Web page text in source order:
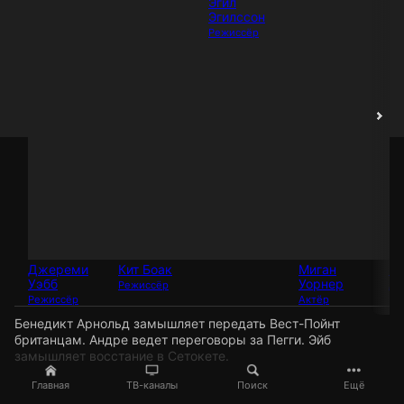
Главная ТВ-каналы Поиск Ещё
Джереми
Уэбб
Режиссёр
Кит Боак
Режиссёр
Эгилссон
Режиссёр
Миган
Уорнер
Актёр
Бенедикт Арнольд замышляет передать Вест-Пойнт
британцам. Андре ведет переговоры за Пегги. Эйб
замышляет восстание в Сетокете.